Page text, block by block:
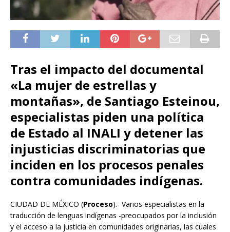
Tras el impacto del documental
«La mujer de estrellas y
montañas», de Santiago Esteinou,
especialistas piden una política
de Estado al INALI y detener las
injusticias discriminatorias que
inciden en los procesos penales
contra comunidades indígenas.
CIUDAD DE MÉXICO (Proceso).- Varios especialistas en la
traducción de lenguas indígenas -preocupados por la inclusión
y el acceso a la justicia en comunidades originarias, las cuales